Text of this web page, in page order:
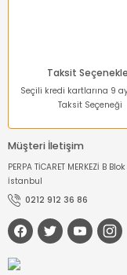
Taksit
Seçili kredi kartlarına 9
Taksit Seçeneği
Müşteri İletişim
PERPA TİCARET MERKEZİ B
İstanbul
0212 912 36 86